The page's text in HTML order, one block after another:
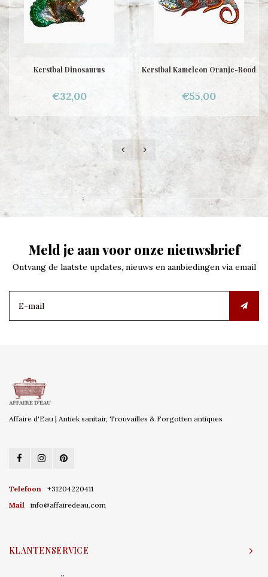
Kerstbal Dinosaurus
€32,00
Kerstbal Kameleon Oranje-Rood
€55,00
Meld je aan voor onze nieuwsbrief
Ontvang de laatste updates, nieuws en aanbiedingen via email
Affaire d'Eau | Antiek sanitair, Trouvailles & Forgotten antiques
Telefoon
+31204220411
Mail
info@affairedeau.com
KLANTENSERVICE